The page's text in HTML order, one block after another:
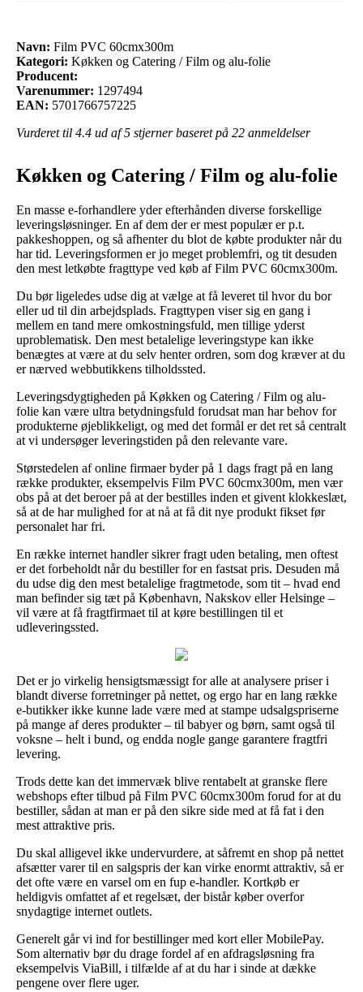
Navn: Film PVC 60cmx300m
Kategori: Køkken og Catering / Film og alu-folie
Producent:
Varenummer: 1297494
EAN: 5701766757225
Vurderet til 4.4 ud af 5 stjerner baseret på 22 anmeldelser
Køkken og Catering / Film og alu-folie
En masse e-forhandlere yder efterhånden diverse forskellige
leveringsløsninger. En af dem der er mest populær er p.t.
pakkeshoppen, og så afhenter du blot de købte produkter når du
har tid. Leveringsformen er jo meget problemfri, og tit desuden
den mest letkøbte fragttype ved køb af Film PVC 60cmx300m.
Du bør ligeledes udse dig at vælge at få leveret til hvor du bor
eller ud til din arbejdsplads. Fragttypen viser sig en gang i
mellem en tand mere omkostningsfuld, men tillige yderst
uproblematisk. Den mest betalelige leveringstype kan ikke
benægtes at være at du selv henter ordren, som dog kræver at du
er nærved webbutikkens tilholdssted.
Leveringsdygtigheden på Køkken og Catering / Film og alu-
folie kan være ultra betydningsfuld forudsat man har behov for
produkterne øjeblikkeligt, og med det formål er det ret så centralt
at vi undersøger leveringstiden på den relevante vare.
Størstedelen af online firmaer byder på 1 dags fragt på en lang
række produkter, eksempelvis Film PVC 60cmx300m, men vær
obs på at det beroer på at der bestilles inden et givent klokkeslæt,
så at de har mulighed for at nå at få dit nye produkt fikset før
personalet har fri.
En række internet handler sikrer fragt uden betaling, men oftest
er det forbeholdt når du bestiller for en fastsat pris. Desuden må
du udse dig den mest betalelige fragtmetode, som tit – hvad end
man befinder sig tæt på København, Nakskov eller Helsinge –
vil være at få fragtfirmaet til at køre bestillingen til et
udleveringssted.
Det er jo virkelig hensigtsmæssigt for alle at analysere priser i
blandt diverse forretninger på nettet, og ergo har en lang række
e-butikker ikke kunne lade være med at stampe udsalgspriserne
på mange af deres produkter – til babyer og børn, samt også til
voksne – helt i bund, og endda nogle gange garantere fragtfri
levering.
Trods dette kan det immervæk blive rentabelt at granske flere
webshops efter tilbud på Film PVC 60cmx300m forud for at du
bestiller, sådan at man er på den sikre side med at få fat i den
mest attraktive pris.
Du skal alligevel ikke undervurdere, at såfremt en shop på nettet
afsætter varer til en salgspris der kan virke enormt attraktiv, så er
det ofte være en varsel om en fup e-handler. Kortkøb er
heldigvis omfattet af et regelsæt, der bistår køber overfor
snydagtige internet outlets.
Generelt går vi ind for bestillinger med kort eller MobilePay.
Som alternativ bør du drage fordel af en afdragsløsning fra
eksempelvis ViaBill, i tilfælde af at du har i sinde at dække
pengene over flere uger.